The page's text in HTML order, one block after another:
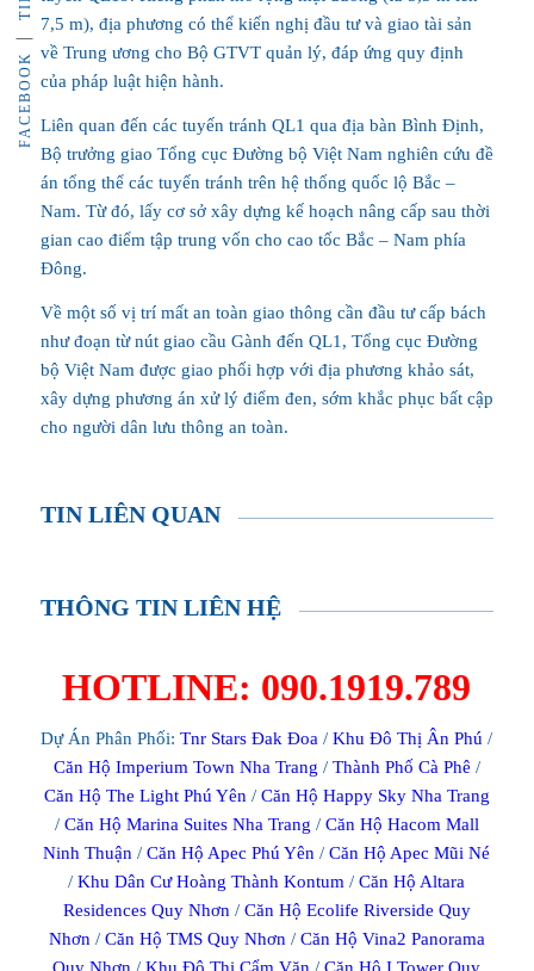
FACEBOOK
7,5 m), địa phương có thể kiến nghị đầu tư và giao tài sản
về Trung ương cho Bộ GTVT quản lý, đáp ứng quy định
của pháp luật hiện hành.
Liên quan đến các tuyến tránh QL1 qua địa bàn Bình Định,
Bộ trưởng giao Tổng cục Đường bộ Việt Nam nghiên cứu đề
án tổng thể các tuyến tránh trên hệ thống quốc lộ Bắc –
Nam. Từ đó, lấy cơ sở xây dựng kế hoạch nâng cấp sau thời
gian cao điểm tập trung vốn cho cao tốc Bắc – Nam phía
Đông.
Về một số vị trí mất an toàn giao thông cần đầu tư cấp bách
như đoạn từ nút giao cầu Gành đến QL1, Tổng cục Đường
bộ Việt Nam được giao phối hợp với địa phương khảo sát,
xây dựng phương án xử lý điểm đen, sớm khắc phục bất cập
cho người dân lưu thông an toàn.
TIN LIÊN QUAN
THÔNG TIN LIÊN HỆ
HOTLINE: 090.1919.789
Dự Án Phân Phối:Tnr Stars Đak Đoa /Khu Đô Thị Ân Phú /
Căn Hộ Imperium Town Nha Trang / Thành Phố Cà Phê /
Căn Hộ The Light Phú Yên / Căn Hộ Happy Sky Nha Trang
/ Căn Hộ Marina Suites Nha Trang / Căn Hộ Hacom Mall
Ninh Thuận /Căn Hộ Apec Phú Yên /Căn Hộ Apec Mũi Né
/Khu Dân Cư Hoàng Thành Kontum /Căn Hộ Altara
Residences Quy Nhơn / Căn Hộ Ecolife Riverside Quy
Nhơn / Căn Hộ TMS Quy Nhơn / Căn Hộ Vina2 Panorama